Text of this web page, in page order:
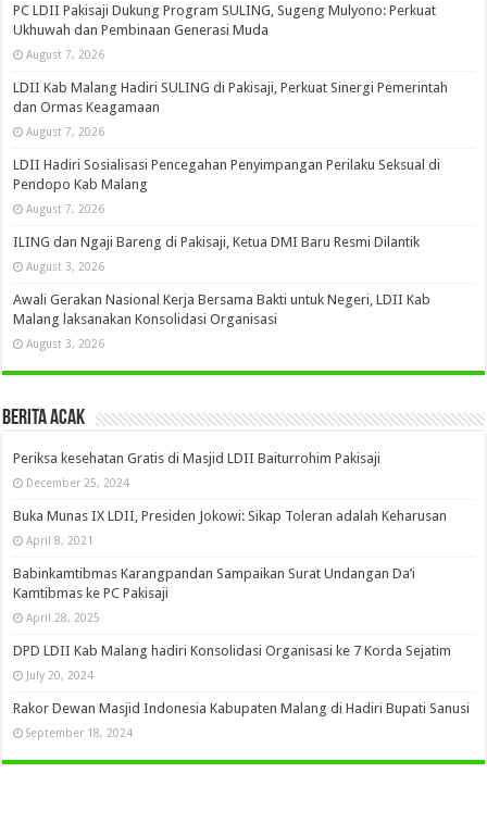
PC LDII Pakisaji Dukung Program SULING, Sugeng Mulyono: Perkuat
Ukhuwah dan Pembinaan Generasi Muda
August 7, 2026
LDII Kab Malang Hadiri SULING di Pakisaji, Perkuat Sinergi Pemerintah
dan Ormas Keagamaan
August 7, 2026
LDII Hadiri Sosialisasi Pencegahan Penyimpangan Perilaku Seksual di
Pendopo Kab Malang
August 7, 2026
ILING dan Ngaji Bareng di Pakisaji, Ketua DMI Baru Resmi Dilantik
August 3, 2026
Awali Gerakan Nasional Kerja Bersama Bakti untuk Negeri, LDII Kab
Malang laksanakan Konsolidasi Organisasi
August 3, 2026
Berita Acak
Periksa kesehatan Gratis di Masjid LDII Baiturrohim Pakisaji
December 25, 2024
Buka Munas IX LDII, Presiden Jokowi: Sikap Toleran adalah Keharusan
April 8, 2021
Babinkamtibmas Karangpandan Sampaikan Surat Undangan Da’i
Kamtibmas ke PC Pakisaji
April 28, 2025
DPD LDII Kab Malang hadiri Konsolidasi Organisasi ke 7 Korda Sejatim
July 20, 2024
Rakor Dewan Masjid Indonesia Kabupaten Malang di Hadiri Bupati Sanusi
September 18, 2024